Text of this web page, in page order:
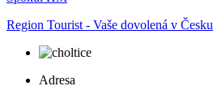
Region Tourist - Vaše dovolená v Česku
Adresa